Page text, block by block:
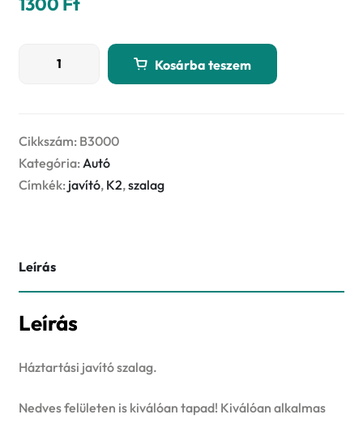
mennyiség
Kosárba teszem
Cikkszám: B3000
Kategória: Autó
Címkék: javító, K2,szalag
Leírás
Leírás
Háztartási javító szalag.
Nedves felületen is kiválóan tapad! Kiválóan alkalmas